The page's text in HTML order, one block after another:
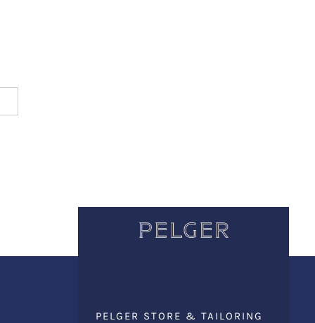
PELGER STORE & TAILORING